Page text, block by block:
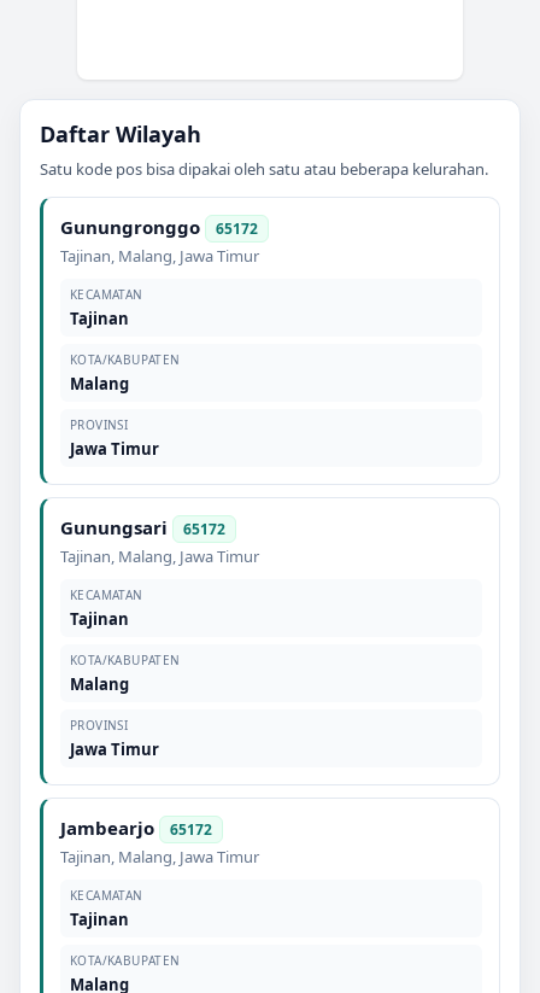
Daftar Wilayah
Satu kode pos bisa dipakai oleh satu atau beberapa kelurahan.
Gunungronggo 65172
Tajinan, Malang, Jawa Timur
KECAMATAN
Tajinan
KOTA/KABUPATEN
Malang
PROVINSI
Jawa Timur
Gunungsari 65172
Tajinan, Malang, Jawa Timur
KECAMATAN
Tajinan
KOTA/KABUPATEN
Malang
PROVINSI
Jawa Timur
Jambearjo 65172
Tajinan, Malang, Jawa Timur
KECAMATAN
Tajinan
KOTA/KABUPATEN
Malang